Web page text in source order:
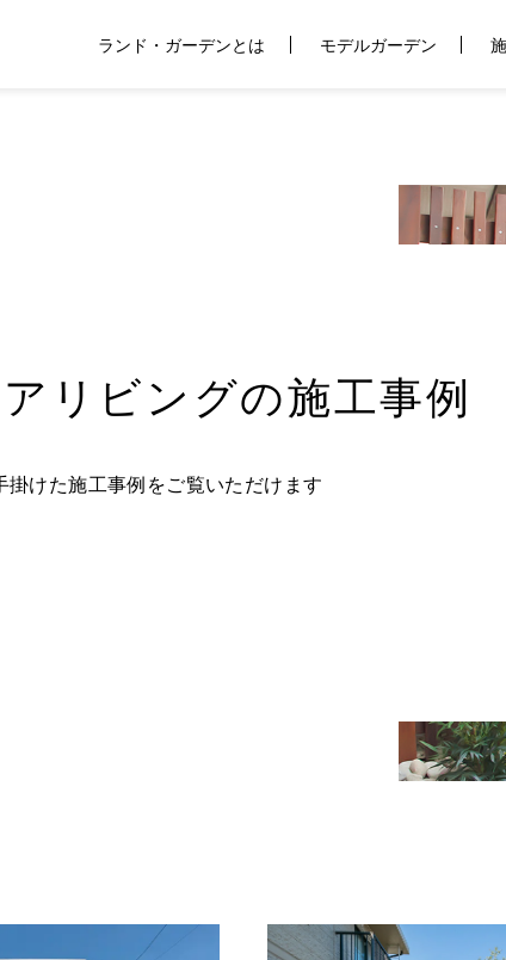
ランド・ガーデンとは モデルガーデン
リビングの施工事例
掛けた施工事例をご覧いただけます